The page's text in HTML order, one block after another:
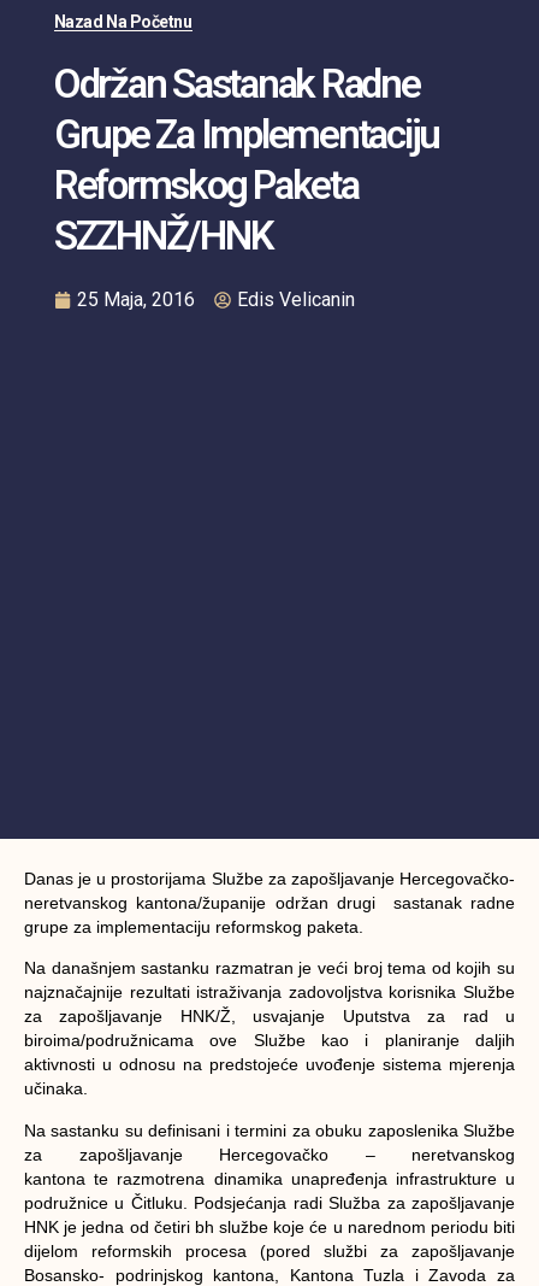
Nazad Na Početnu
Održan Sastanak Radne
Grupe Za Implementaciju
Reformskog Paketa
SZZHNŽ/HNK
25 Maja, 2016 Edis Velicanin
Danas je u prostorijama Službe za zapošljavanje Hercegovačko-
neretvanskog kantona/županije održan drugi sastanak radne
grupe za implementaciju reformskog paketa.
Na današnjem sastanku razmatran je veći broj tema od kojih su
najznačajnije rezultati istraživanja zadovoljstva korisnika Službe
za zapošljavanje HNK/Ž, usvajanje Uputstva za rad u
biroima/podružnicama ove Službe kao i planiranje daljih
aktivnosti u odnosu na predstojeće uvođenje sistema mjerenja
učinaka.
Na sastanku su definisani i termini za obuku zaposlenika Službe
za zapošljavanje Hercegovačko – neretvanskog
kantona te razmotrena dinamika unapređenja infrastrukture u
podružnice u Čitluku. Podsjećanja radi Služba za zapošljavanje
HNK je jedna od četiri bh službe koje će u narednom periodu biti
dijelom reformskih procesa (pored službi za zapošljavanje
Bosansko- podrinjskog kantona, Kantona Tuzla i Zavoda za